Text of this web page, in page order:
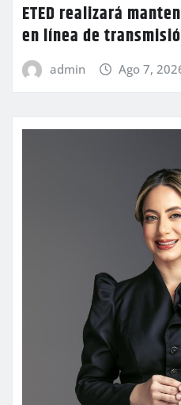
ETED realizará
en línea de
admin Ago 7,